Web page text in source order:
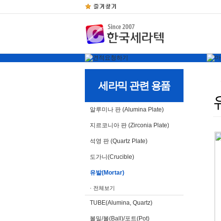
세라믹 관련 용품
알루미나 판 (Alumina Plate)
지르코니아 판 (Zirconia Plate)
석영 판 (Quartz Plate)
도가니(Crucible)
유발(Mortar)
· 전체보기
TUBE(Alumina, Quartz)
볼밀/볼(Ball)/포트(Pot)